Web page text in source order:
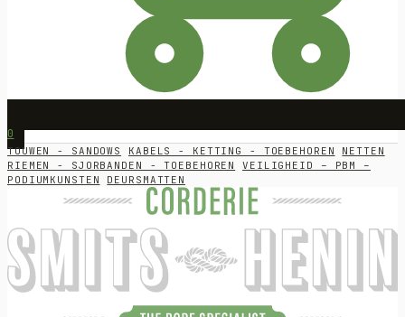
0
TOUWEN - SANDOWS KABELS - KETTING - TOEBEHOREN
NETTEN
RIEMEN - SJORBANDEN - TOEBEHOREN
VEILIGHEID – PBM –
PODIUMKUNSTEN
DEURSMATTEN